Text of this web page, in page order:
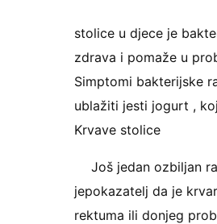
stolice u djece je
zdrava i pomaže u
Simptomi bakterijske
ublažiti jesti jogurt ,
Krvave stolice
Još jedan ozbiljan
jepokazatelj da je
rektuma ili donjeg